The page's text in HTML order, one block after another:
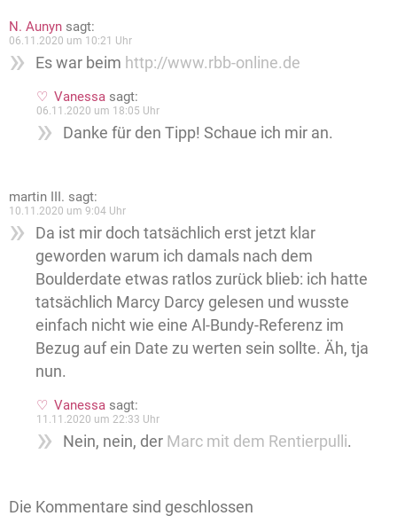
N. Aunyn sagt:
06.11.2020 um 10:21 Uhr
Es war beim http://www.rbb-online.de
Vanessa sagt:
06.11.2020 um 18:05 Uhr
Danke für den Tipp! Schaue ich mir an.
martin III. sagt:
10.11.2020 um 9:04 Uhr
Da ist mir doch tatsächlich erst jetzt klar
geworden warum ich damals nach dem
Boulderdate etwas ratlos zurück blieb: ich hatte
tatsächlich Marcy Darcy gelesen und wusste
einfach nicht wie eine Al-Bundy-Referenz im
Bezug auf ein Date zu werten sein sollte. Äh, tja
nun.
Vanessa sagt:
11.11.2020 um 22:33 Uhr
Nein, nein, der Marc mit dem Rentierpulli.
Die Kommentare sind geschlossen